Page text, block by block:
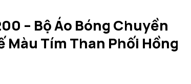
– Bộ Áo Bóng Chuyền
Màu Tím Than Phối Hồng